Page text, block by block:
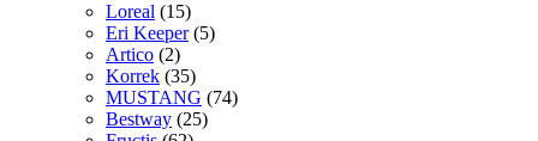
Loreal (15)
Eri Keeper (5)
Artico (2)
Korrek (35)
MUSTANG (74)
Bestway (25)